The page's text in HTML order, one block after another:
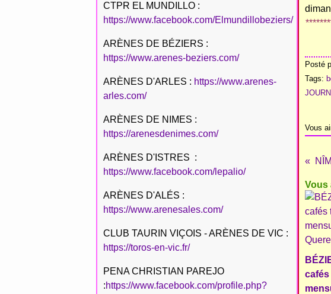
CTPR EL MUNDILLO :
https://www.facebook.com/Elmundillobeziers/
ARÈNES DE BÉZIERS :
https://www.arenes-beziers.com/
ARÈNES D'ARLES : https://www.arenes-
arles.com/
ARÈNES DE NIMES :
https://arenesdenimes.com/
ARÈNES D'ISTRES :
https://www.facebook.com/lepalio/
ARÈNES D'ALÉS :
https://www.arenesales.com/
CLUB TAURIN VIÇOIS - ARÈNES DE VIC :
https://toros-en-vic.fr/
PENA CHRISTIAN PAREJO
:https://www.facebook.com/profile.php?
Posté
Tags:
Vous
Vous